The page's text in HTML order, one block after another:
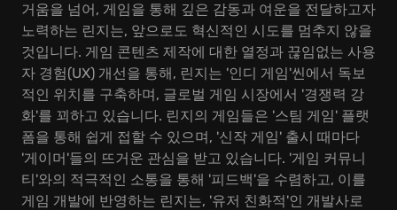
거움을 넘어, 게임을 통해 깊은 감동과 여운을 전달하고자
노력하는 린지는, 앞으로도 혁신적인 시도를 멈추지 않을
것입니다. 게임 콘텐츠 제작에 대한 열정과 끊임없는 사용
자 경험(UX) 개선을 통해, 린지는 '인디 게임'씬에서 독보
적인 위치를 구축하며, 글로벌 게임 시장에서 '경쟁력 강
화'를 꾀하고 있습니다. 린지의 게임들은 '스팀 게임' 플랫
폼을 통해 쉽게 접할 수 있으며, '신작 게임' 출시 때마다
'게이머'들의 뜨거운 관심을 받고 있습니다. '게임 커뮤니
티'와의 적극적인 소통을 통해 '피드백'을 수렴하고, 이를
게임 개발에 반영하는 린지는, '유저 친화적'인 개발사로